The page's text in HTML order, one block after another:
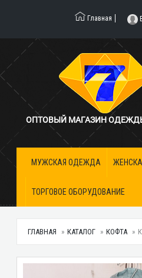
Главная
ОПТОВЫЙ МАГАЗИН
МУЖСКАЯ ОДЕЖДА
ТОРГОВОЕ ОБОРУДОВАНИЕ
ГЛАВНАЯ КАТАЛОГ КОФТА